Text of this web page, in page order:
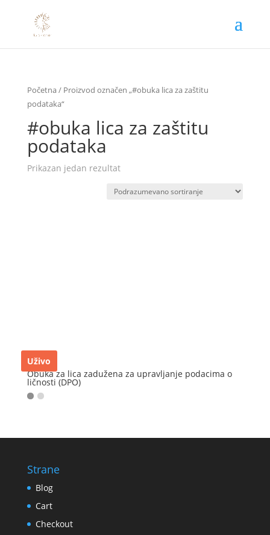
Početna/ Proizvod označen „#obuka lica za zaštitu
podataka“
#obuka lica za zaštitu
podataka
Prikazan jedan rezultat
Uživo
Obuka za lica zadužena za upravljanje podacima o
ličnosti (DPO)
Strane
Blog
Cart
Checkout